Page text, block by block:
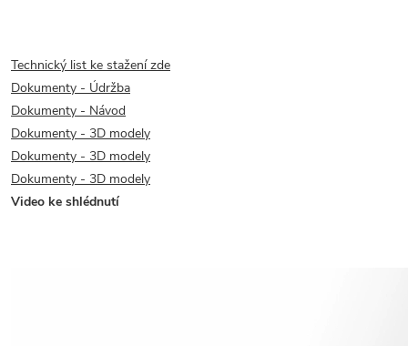
Technický list ke stažení zde
Dokumenty - Údržba
Dokumenty - Návod
Dokumenty - 3D modely
Dokumenty - 3D modely
Dokumenty - 3D modely
Video ke shlédnutí